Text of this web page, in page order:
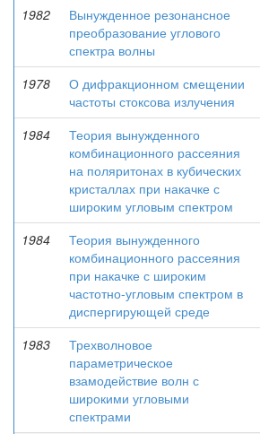
1982
Вынужденное резонансное
преобразование углового
спектра волны
1978
О дифракционном смещении
частоты стоксова излучения
1984
Теория вынужденного
комбинационного рассеяния
на поляритонах в кубических
кристаллах при накачке с
широким угловым спектром
1984
Теория вынужденного
комбинационного рассеяния
при накачке с широким
частотно-угловым спектром в
диспергирующей среде
1983
Трехволновое
параметрическое
взамодействие волн с
широкими угловыми
спектрами